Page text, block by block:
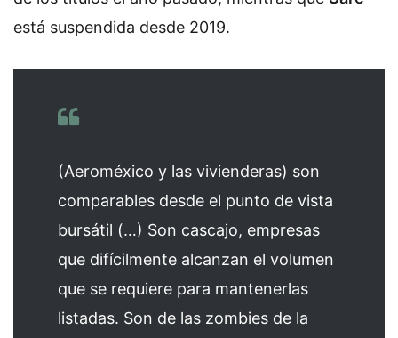
está suspendida desde 2019.
(Aeroméxico y las vivienderas) son
comparables desde el punto de vista
bursátil (…) Son cascajo, empresas
que difícilmente alcanzan el volumen
que se requiere para mantenerlas
listadas. Son de las zombies de la